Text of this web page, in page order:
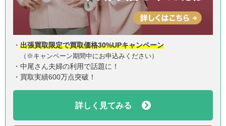
・ 出張買取限定で買取価格30%UPキャンペーン
（※キャンペーン期間中にお申込みください）
・中尾さん夫婦の利用で話題に！
・買取実績600万点突破！
詳しく見てみる